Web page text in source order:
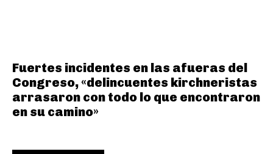
Fuertes incidentes en las afueras del
Congreso, «delincuentes kirchneristas
arrasaron con todo lo que encontraron
en su camino»